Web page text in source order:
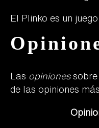
El Plinko es un
Las opinionessobre
de las opiniones